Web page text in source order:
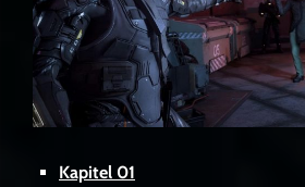
Kapitel 01